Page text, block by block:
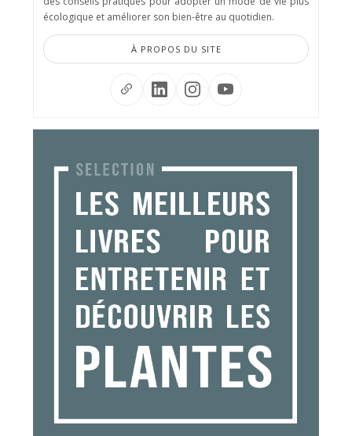
écologique et améliorer son bien-être au quotidien.
À PROPOS DU SITE